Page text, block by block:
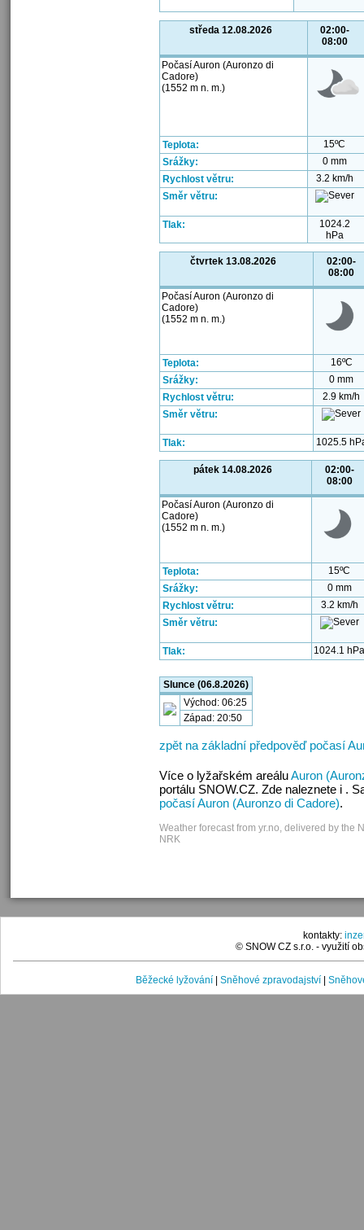
středa 12.08.2026
02:00-
08:00
Počasí Auron (Auronzo di
Cadore)
(1552 m n. m.)
Teplota:
15ºC
Srážky:
0 mm
Rychlost větru:
3.2 km/h
Směr větru:
Tlak:
1024.2
hPa
čtvrtek 13.08.2026
02:00-
08:00
Počasí Auron (Auronzo di
Cadore)
(1552 m n. m.)
Teplota:
16ºC
Srážky:
0 mm
Rychlost větru:
2.9 km/h
Směr větru:
Tlak: 1025.5
pátek 14.08.2026
02:00-
08:00
Počasí Auron (Auronzo di
Cadore)
(1552 m n. m.)
Teplota:
15ºC
Srážky:
0 mm
Rychlost větru:
3.2 km/h
Směr větru:
Tlak: 1024.1 hPa
Slunce (06.8.2026)
Východ: 06:25
Západ: 20:50
zpět na základní předpověď počasí
Více o lyžařském areáluAuron
portálu SNOW.CZ. Zde naleznete i .
počasí Auron (Auronzo di Cadore).
Weather forecast from yr.no, delivered by the
NRK
kontakty:
© SNOW CZ s.r.o. - využití
Běžecké lyžování Sněhové zpravodajství